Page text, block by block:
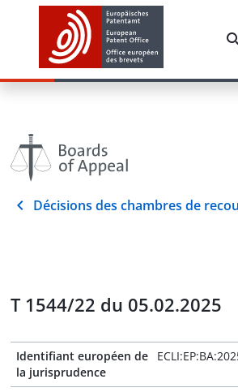
Décisions des chambres de
T 1544/22 du 05.02.2025
Identifiant européen de
la jurisprudence